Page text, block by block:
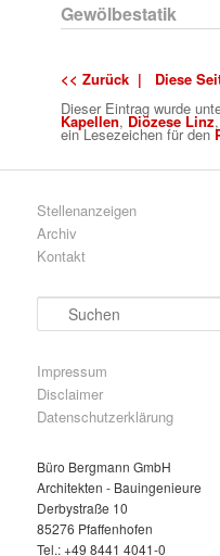
Gewölbestatik
<< Zurück |
Diese
Dieser Eintrag wurde
Kapellen, Diözese Linz
ein Lesezeichen für den
Stellenanzeigen
Archiv
Kontakt
u
h
e
n
Impressum
Disclaimer
Datenschutzerklärung
Büro Bergmann GmbH
Architekten - Bauingenieure
Derbystraße 10
85276 Pfaffenhofen
Tel.: +49 8441 4041-0